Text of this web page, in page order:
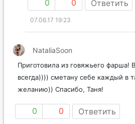
0 0 Ответить
07.06.17 19:23
NataliaSoon
Приготовила из говяжьего фарша!
всегда)))) сметану себе каждый в
желанию)) Спасибо, Таня!
0 0 Ответить